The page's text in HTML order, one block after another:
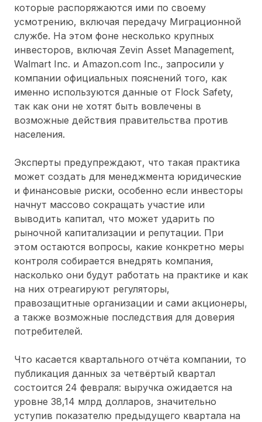
которые распоряжаются ими по своему
усмотрению, включая передачу Миграционной
службе. На этом фоне несколько крупных
инвесторов, включая Zevin Asset Management,
Walmart Inc. и Amazon.com Inc., запросили у
компании официальных пояснений того, как
именно используются данные от Flock Safety,
так как они не хотят быть вовлечены в
возможные действия правительства против
населения.
Эксперты предупреждают, что такая практика
может создать для менеджмента юридические
и финансовые риски, особенно если инвесторы
начнут массово сокращать участие или
выводить капитал, что может ударить по
рыночной капитализации и репутации. При
этом остаются вопросы, какие конкретно меры
контроля собирается внедрять компания,
насколько они будут работать на практике и как
на них отреагируют регуляторы,
правозащитные организации и сами акционеры,
а также возможные последствия для доверия
потребителей.
Что касается квартального отчёта компании, то
публикация данных за четвёртый квартал
состоится 24 февраля: выручка ожидается на
уровне 38,14 млрд долларов, значительно
уступив показателю предыдущего квартала на